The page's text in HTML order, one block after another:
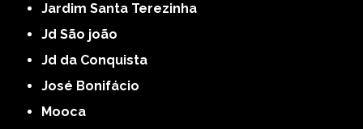
Jardim Santa Terezinha
Jd São joão
Jd da Conquista
José Bonifácio
Mooca